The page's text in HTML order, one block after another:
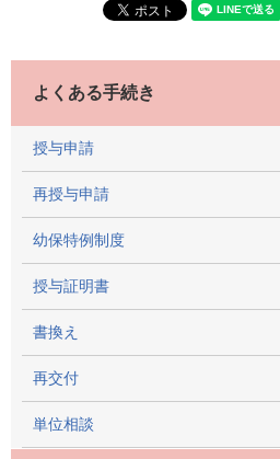
よくある手続き
授与申請
再授与申請
幼保特例制度
授与証明書
書換え
再交付
単位相談